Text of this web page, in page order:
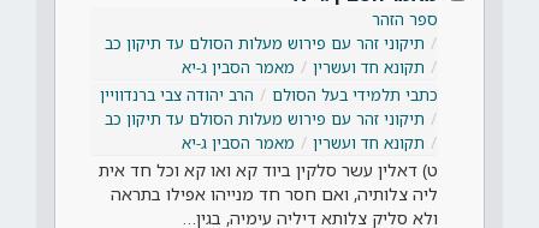
ספר הזהר
תיקוני זהר עם פירוש מעלות הסולם עד תיקון כב
תקונא חד ועשרין
מאמר הסבין ג-יא
כתבי תלמידי בעל הסולם
הרב יהודה צבי ברנדוויין
תיקוני זהר עם פירוש מעלות הסולם עד תיקון כב
תקונא חד ועשרין
מאמר הסבין ג-יא
ט) דאלין עשר סלקין ביוד קא ואו קא וכל חד אית
ליה צלותיה, ואם חסר חד מנייהו אפילו בתראה
ולא סליק צלותא דיליה עימיה, בגין…